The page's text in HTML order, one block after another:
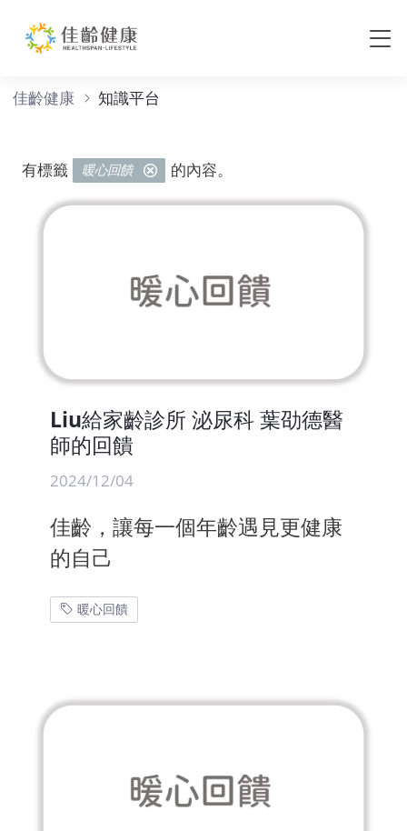
知識平台
佳齡健康 知識平台
有標籤 暖心回饋 的內容。
Liu給家齡診所 泌尿科 葉劭德醫
師的回饋
2024/12/04
佳齡，讓每一個年齡遇見更健康
的自己
暖心回饋